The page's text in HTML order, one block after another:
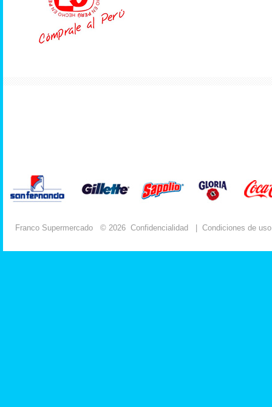
Franco Supermercado © 2026 Confidencialidad Condiciones de uso